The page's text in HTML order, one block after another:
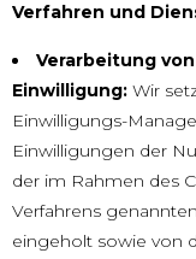
Verfahren und
Verarbeitung
Einwilligung: Wir
Einwilligungs-
Einwilligungen der
der im Rahmen des
Verfahrens
eingeholt sowie von